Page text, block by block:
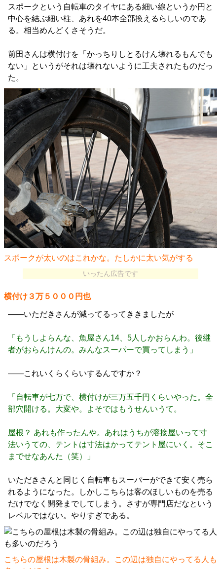
スポークという自転車のタイヤにある細い線というか円と
中心を結ぶ細い柱、あれを40本全部換えるらしいのであ
る。相当めんどくさそうだ。
前田さんは横付けを「かっちりしとるけん壊れるもんでも
ない」というがそれは壊れないように工夫されたものだっ
た。
スポークが太いのはこれかな。たしかに太い気がする
いったん広告です
横付け３万５０００円也
――いただきさんが減ってるってききましたが
「もうしよらんな、魚屋さん14、5人しかおらんわ。後継
者がおらんけんの。みんなスーパーで買ってしまう」
――これいくらくらいするんですか？
「自転車が七万で、横付けが三万五千円くらいやった。全
部穴開ける。大変や。よそではもうせんいうて。
屋根？ あれも作ったんや。あれはうちが溶接屋いって寸
法いうての、テントは寸法はかってテント屋にいく。そこ
までせなあんた（笑）」
いただきさんと同じく自転車もスーパーができて安く売ら
れるようになった。しかしこちらは客のほしいものを売る
だけでなく開発までしてしまう。さすが専門店だなという
レベルではない。やりすぎである。
こちらの屋根は木製の骨組み。この辺は独自にやってる人も